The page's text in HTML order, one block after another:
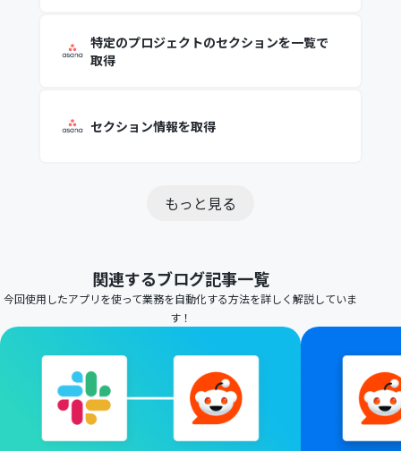
特定のプロジェクトのセクションを一覧で
取得
セクション情報を取得
もっと見る
関連するブログ記事一覧
今回使用したアプリを使って業務を自動化する方法を詳しく解説していま
す！